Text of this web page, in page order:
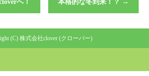
へ！ 本格的な冬到来！？ →
(C) 株式会社clover (クローバー)